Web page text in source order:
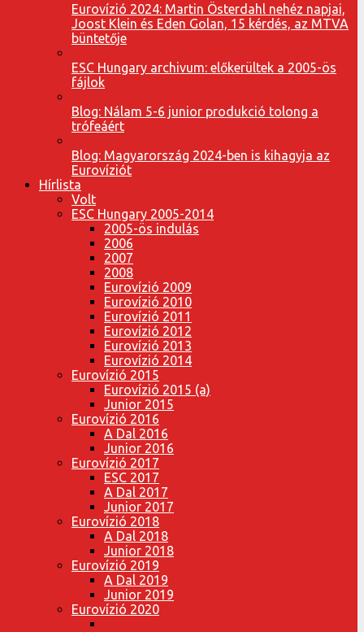
Eurovízió 2024: Martin Österdahl nehéz napjai,
Joost Klein és Eden Golan, 15 kérdés, az MTVA
büntetője
ESC Hungary archivum: előkerültek a 2005-ös
fájlok
Blog: Nálam 5-6 junior produkció tolong a
trófeáért
Blog: Magyarország 2024-ben is kihagyja az
Eurovíziót
Hírlista
Volt
ESC Hungary 2005-2014
2005-ös indulás
2006
2007
2008
Eurovízió 2009
Eurovízió 2010
Eurovízió 2011
Eurovízió 2012
Eurovízió 2013
Eurovízió 2014
Eurovízió 2015
Eurovízió 2015 (a)
Junior 2015
Eurovízió 2016
A Dal 2016
Junior 2016
Eurovízió 2017
ESC 2017
A Dal 2017
Junior 2017
Eurovízió 2018
A Dal 2018
Junior 2018
Eurovízió 2019
A Dal 2019
Junior 2019
Eurovízió 2020